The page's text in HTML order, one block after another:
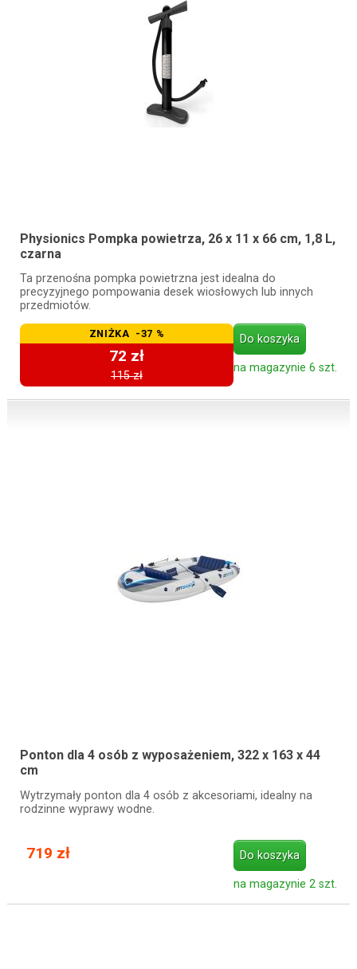
Physionics Pompka powietrza, 26 x 11 x 66 cm, 1,8 L,
czarna
Ta przenośna pompka powietrzna jest idealna do
precyzyjnego pompowania desek wiosłowych lub innych
przedmiotów.
ZNIŻKA -37 %
72 zł
115 zł
Do koszyka
na magazynie 6 szt.
Ponton dla 4 osób z wyposażeniem, 322 x 163 x 44
cm
Wytrzymały ponton dla 4 osób z akcesoriami, idealny na
rodzinne wyprawy wodne.
719 zł Do koszyka
na magazynie 2 szt.